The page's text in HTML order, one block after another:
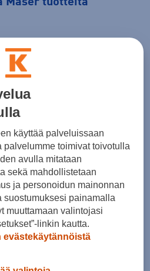
Mäser tuotteita
1 / 0
ylöspäin (cm) 39 41
45
käyttää palveluissaan
toimivat toivotulla
avulla mitataan
sekä mahdollistetaan
ja personoidun mainonnan
suostumuksesi painamalla
muuttamaan valintojasi
linkin kautta.
evästekäytännöistä